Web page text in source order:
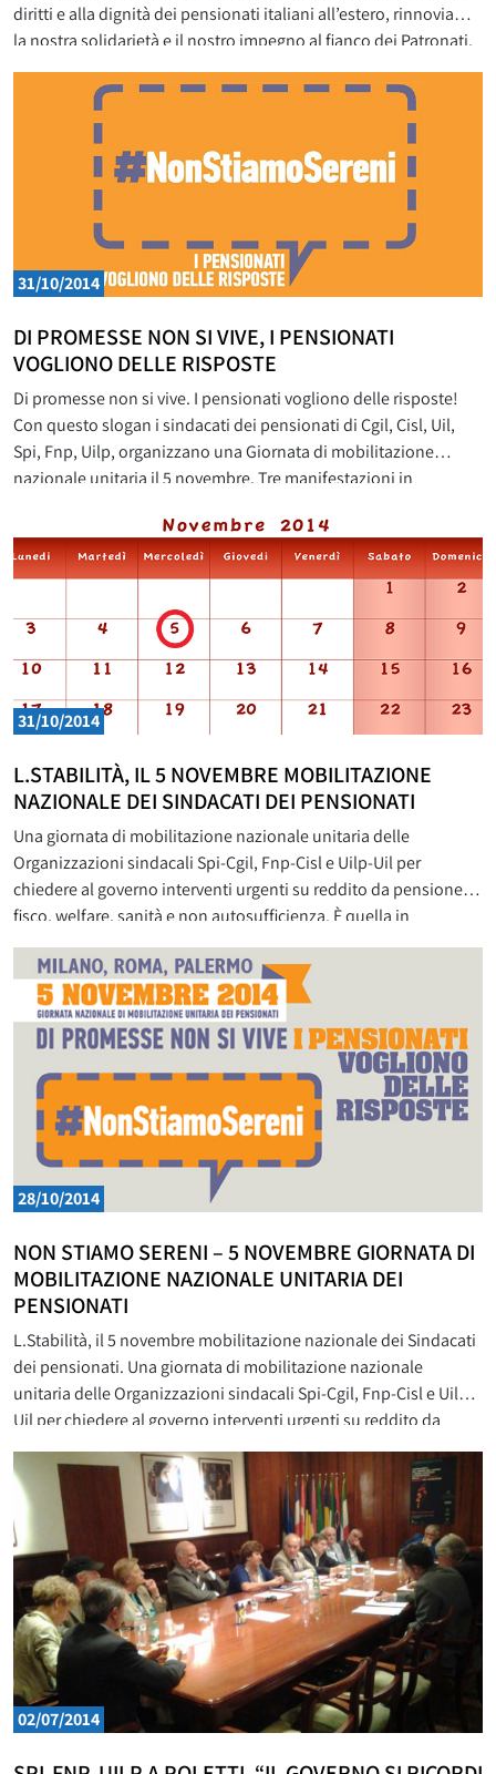
diritti e alla dignità dei pensionati italiani all’estero, rinnoviamo
la nostra solidarietà e il nostro impegno al fianco dei Patronati,
per impedire che l’attacco portato con il taglio delle risorse si
trasformi nella perdita di diritti per
31/10/2014
DI PROMESSE NON SI VIVE, I PENSIONATI
VOGLIONO DELLE RISPOSTE
Di promesse non si vive. I pensionati vogliono delle risposte!
Con questo slogan i sindacati dei pensionati di Cgil, Cisl, Uil,
Spi, Fnp, Uilp, organizzano una Giornata di mobilitazione
nazionale unitaria il 5 novembre. Tre manifestazioni in
concluse dai Segretari generali di Spi, Fnp, Uilp, Carla Cantone,
Gigi
31/10/2014
L.STABILITÀ, IL 5 NOVEMBRE MOBILITAZIONE
NAZIONALE DEI SINDACATI DEI PENSIONATI
Una giornata di mobilitazione nazionale unitaria delle
Organizzazioni sindacali Spi-Cgil, Fnp-Cisl e Uilp-Uil per
chiedere al governo interventi urgenti su reddito da pensione,
fisco, welfare, sanità e non autosufficienza. È quella in
programma per il prossimo 5 novembre che vedrà i tre sindacati
impegnati contemporaneamente in tre città: a Milano, al Teatro
Nuovo (Piazza San
28/10/2014
NON STIAMO SERENI – 5 NOVEMBRE GIORNATA DI
MOBILITAZIONE NAZIONALE UNITARIA DEI
PENSIONATI
L.Stabilità, il 5 novembre mobilitazione nazionale dei Sindacati
dei pensionati. Una giornata di mobilitazione nazionale
unitaria delle Organizzazioni sindacali Spi-Cgil, Fnp-Cisl e Uilp-
Uil per chiedere al governo interventi urgenti su reddito da
pensione, fisco, welfare, sanità e non autosufficienza. È quella
in programma per il prossimo 5 novembre che vedrà i tre
sindacati impegnati contemporaneamente in
02/07/2014